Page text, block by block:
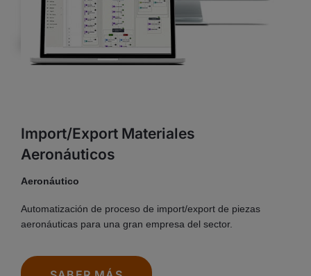
Import/Export Materiales
Aeronáuticos
Aeronáutico
Automatización de proceso de import/export de piezas
aeronáuticas para una gran empresa del sector.